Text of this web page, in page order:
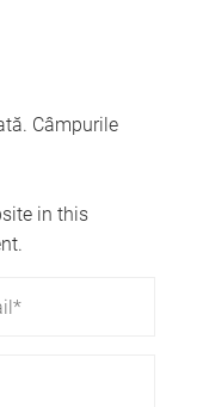
Câmpurile
in this